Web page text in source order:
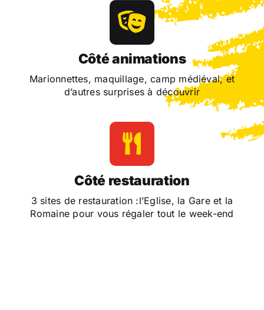
Côté animations
Marionnettes, maquillage, camp médiéval, et
d’autres surprises à découvrir
Côté restauration
3 sites de restauration :l’Eglise, la Gare et la
Romaine pour vous régaler tout le week-end